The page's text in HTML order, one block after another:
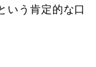
いう肯定的な口